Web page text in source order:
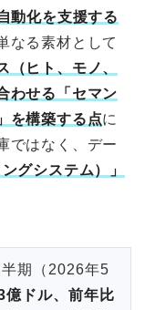
動化を支援する
なる素材として
（ヒト、モノ、
わせる「セマン
を構築する点に
ではなく、デー
グシステム）」
期（2026年5
億ドル、前年比